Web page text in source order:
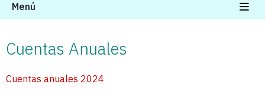
Menú
Cuentas Anuales
Cuentas anuales 2024